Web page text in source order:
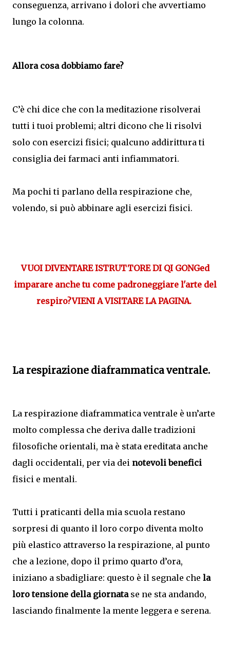
conseguenza, arrivano i dolori che avvertiamo
lungo la colonna.
Allora cosa dobbiamo fare?
C’è chi dice che con la meditazione risolverai
tutti i tuoi problemi; altri dicono che li risolvi
solo con esercizi fisici; qualcuno addirittura ti
consiglia dei farmaci anti infiammatori.
Ma pochi ti parlano della respirazione che,
volendo, si può abbinare agli esercizi fisici.
VUOI DIVENTARE ISTRUTTORE DI QI GONGed
imparare anche tu come padroneggiare l'arte del
respiro?VIENI A VISITARE LA PAGINA.
La respirazione diaframmatica ventrale.
La respirazione diaframmatica ventrale è un’arte
molto complessa che deriva dalle tradizioni
filosofiche orientali, ma è stata ereditata anche
dagli occidentali, per via dei notevoli benefici
fisici e mentali.
Tutti i praticanti della mia scuola restano
sorpresi di quanto il loro corpo diventa molto
più elastico attraverso la respirazione, al punto
che a lezione, dopo il primo quarto d’ora,
iniziano a sbadigliare: questo è il segnale che la
loro tensione della giornatase ne sta andando,
lasciando finalmente la mente leggera e serena.